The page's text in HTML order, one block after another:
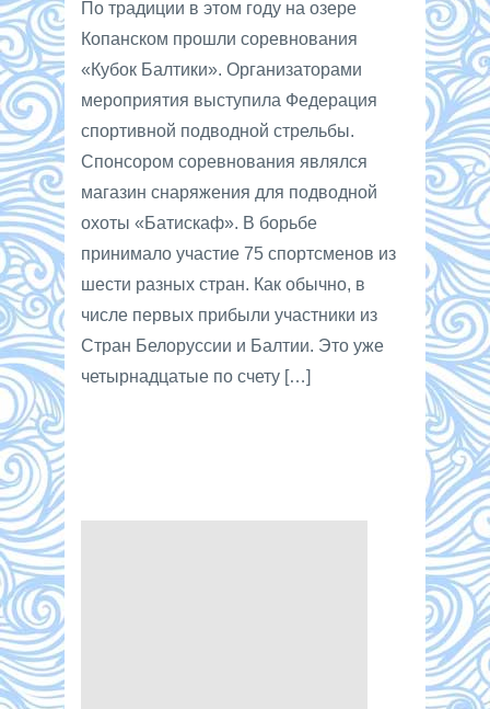
По традиции в этом году на озере
Копанском прошли соревнования
«Кубок Балтики». Организаторами
мероприятия выступила Федерация
спортивной подводной стрельбы.
Спонсором соревнования являлся
магазин снаряжения для подводной
охоты «Батискаф». В борьбе
принимало участие 75 спортсменов из
шести разных стран. Как обычно, в
числе первых прибыли участники из
Стран Белоруссии и Балтии. Это уже
четырнадцатые по счету […]